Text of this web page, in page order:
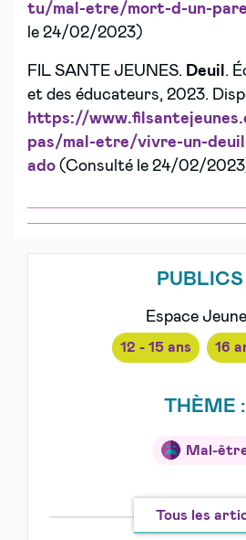
tu/mal-etre/mort-d-un-
le 24/02/2023)
FIL SANTE JEUNES. Deuil .
et des éducateurs, 2023.
https://
pas/mal-etre/vivre-un-
ado (Consulté le 24/02/
PUBLICS
Espace
12 - 15 ans 16
THÈME :
Mal-
Tous les